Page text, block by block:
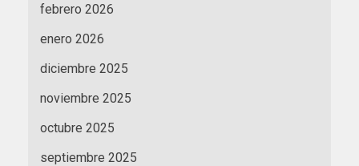
febrero 2026
enero 2026
diciembre 2025
noviembre 2025
octubre 2025
septiembre 2025